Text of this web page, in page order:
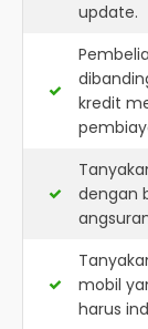
update.
kredit
dengan
mobil
harus